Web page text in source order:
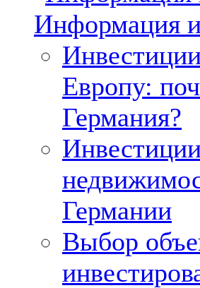
Информация
Европу:
Германия?
Германии
Выбор